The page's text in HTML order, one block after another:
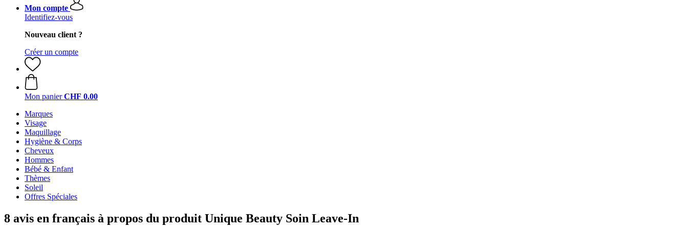
Mon compte
Identifiez-vous
Nouveau client ?
Créer un compte
Mon panier CHF 0.00
Marques
Visage
Maquillage
Hygiène & Corps
Cheveux
Hommes
Bébé & Enfant
Thèmes
Soleil
Offres Spéciales
8 avis en français à propos du produit Unique Beauty Soin Leave-In